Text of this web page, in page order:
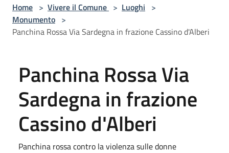
Home > Vivere il Comune > Luoghi >
Monumento >
Panchina Rossa Via Sardegna in frazione Cassino d'Alberi
Panchina Rossa Via
Sardegna in frazione
Cassino d'Alberi
Panchina rossa contro la violenza sulle donne